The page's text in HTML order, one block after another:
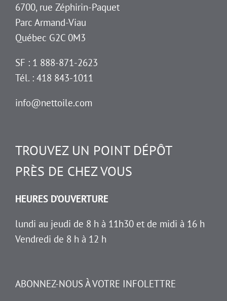
6700, rue Zéphirin-Paquet
Parc Armand-Viau
Québec G2C 0M3
SF : 1 888-871-2623
Tél. : 418 843-1011
info@nettoile.com
TROUVEZ UN POINT DÉPÔT
PRÈS DE CHEZ VOUS
HEURES D’OUVERTURE
lundi au jeudi de 8 h à 11h30 et de midi à 16 h
Vendredi de 8 h à 12 h
ABONNEZ-NOUS À VOTRE INFOLETTRE